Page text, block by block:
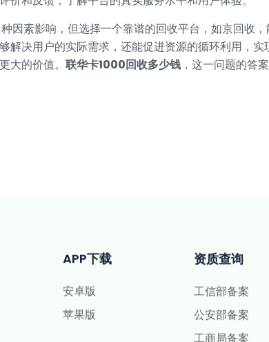
因素影响，但选择一个靠谱的回收平台，如京回收
解决用户的实际需求，还能促进资源的循环利用，
大的价值。 联华卡1000回收多少钱 ，这一问题的答
APP下载
安卓版
苹果版
资质查询
工信部备案
公安部备案
工商局备案